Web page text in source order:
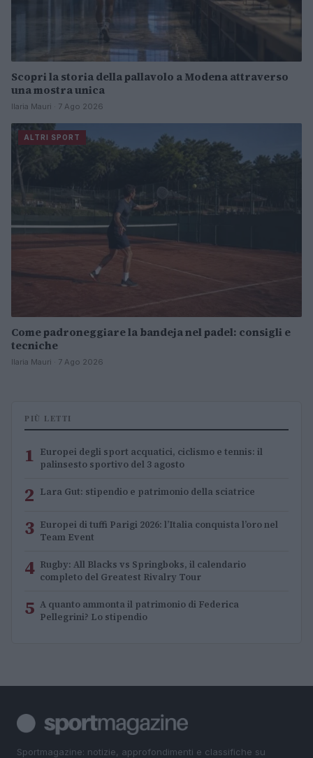
Scopri la storia della pallavolo a Modena attraverso
una mostra unica
Ilaria Mauri · 7 Ago 2026
ALTRI SPORT
Come padroneggiare la bandeja nel padel: consigli e
tecniche
Ilaria Mauri · 7 Ago 2026
PIÙ LETTI
1 Europei degli sport acquatici, ciclismo e tennis: il
palinsesto sportivo del 3 agosto
2 Lara Gut: stipendio e patrimonio della sciatrice
3 Europei di tuffi Parigi 2026: l’Italia conquista l’oro nel
Team Event
4 Rugby: All Blacks vs Springboks, il calendario
completo del Greatest Rivalry Tour
5 A quanto ammonta il patrimonio di Federica
Pellegrini? Lo stipendio
Sportmagazine: notizie, approfondimenti e classifiche su